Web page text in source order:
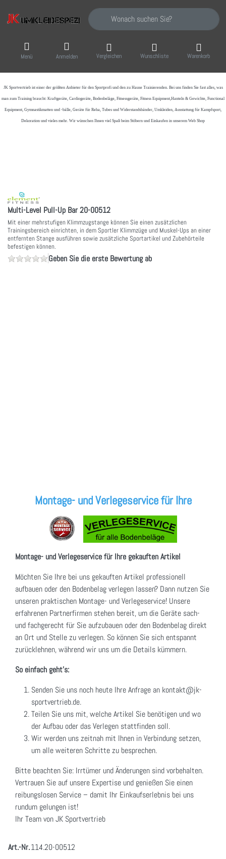
Geben Sie einen Suchbegriff ein. Während
Menü Anmelden Vergleichen Wunschliste Warenkorb
JK Sportvertrieb ist einer der größten Anbieter für den Sportprofi und den zu Hause Trainierenden. Bei uns finden Sie fast alles, was
man zum Training braucht: Kraftgeräte, Cardiogeräte, Bodenbeläge, Fitnessgeräte, Fitness Equipment,Hanteln & Gewichte, Functional
Equipment, Gymnastikmatten und -bälle, Geräte für Reha, Tubes und Widerstandsbänder, Umkleiden, Ausstattung für Kampfsport,
Dekoration und vieles mehr. Wir wünschen Ihnen viel Spaß beim Stöbern und Einkaufen in unserem Web Shop
Multi-Level Pull-Up Bar 20-00512
Mit einer mehrstufigen Klimmzugstange können Sie einen zusätzlichen
Trainingsbereich einrichten, in dem Sportler Klimmzüge und Muskel-Ups an einer
entfernten Stange ausführen sowie zusätzliche Sportartikel und Zubehörteile
befestigen können.
Geben Sie die erste Bewertung ab
Montage- und Verlegeservice für Ihre
Montage- und Verlegeservice für Ihre gekauften Artikel
Möchten Sie Ihre bei uns gekauften Artikel professionell
aufbauen oder den Bodenbelag verlegen lassen? Dann nutzen Sie
unseren praktischen Montage- und Verlegeservice! Unsere
erfahrenen Partnerfirmen stehen bereit, um die Geräte sach-
und fachgerecht für Sie aufzubauen oder den Bodenbelag direkt
an Ort und Stelle zu verlegen. So können Sie sich entspannt
zurücklehnen, während wir uns um die Details kümmern.
So einfach geht's:
Senden Sie uns noch heute Ihre Anfrage an kontakt@jk-
sportvertrieb.de.
Teilen Sie uns mit, welche Artikel Sie benötigen und wo
der Aufbau oder das Verlegen stattfinden soll.
Wir werden uns zeitnah mit Ihnen in Verbindung setzen,
um alle weiteren Schritte zu besprechen.
Bitte beachten Sie: Irrtümer und Änderungen sind vorbehalten.
Vertrauen Sie auf unsere Expertise und genießen Sie einen
reibungslosen Service – damit Ihr Einkaufserlebnis bei uns
rundum gelungen ist!
Ihr Team von JK Sportvertrieb
Art.-Nr.114.20-00512